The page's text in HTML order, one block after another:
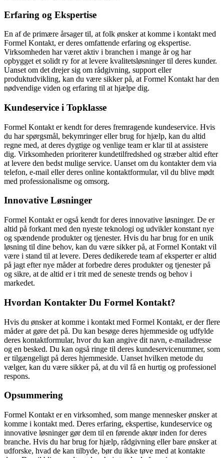
Erfaring og Ekspertise
En af de primære årsager til, at folk ønsker at komme i kontakt med
Formel Kontakt, er deres omfattende erfaring og ekspertise.
Virksomheden har været aktiv i branchen i mange år og har
opbygget et solidt ry for at levere kvalitetsløsninger til deres kunder.
Uanset om det drejer sig om rådgivning, support eller
produktudvikling, kan du være sikker på, at Formel Kontakt har den
nødvendige viden og erfaring til at hjælpe dig.
Kundeservice i Topklasse
Formel Kontakt er kendt for deres fremragende kundeservice. Hvis
du har spørgsmål, bekymringer eller brug for hjælp, kan du altid
regne med, at deres dygtige og venlige team er klar til at assistere
dig. Virksomheden prioriterer kundetilfredshed og stræber altid efter
at levere den bedst mulige service. Uanset om du kontakter dem via
telefon, e-mail eller deres online kontaktformular, vil du blive mødt
med professionalisme og omsorg.
Innovative Løsninger
Formel Kontakt er også kendt for deres innovative løsninger. De er
altid på forkant med den nyeste teknologi og udvikler konstant nye
og spændende produkter og tjenester. Hvis du har brug for en unik
løsning til dine behov, kan du være sikker på, at Formel Kontakt vil
være i stand til at levere. Deres dedikerede team af eksperter er altid
på jagt efter nye måder at forbedre deres produkter og tjenester på
og sikre, at de altid er i trit med de seneste trends og behov i
markedet.
Hvordan Kontakter Du Formel Kontakt?
Hvis du ønsker at komme i kontakt med Formel Kontakt, er der flere
måder at gøre det på. Du kan besøge deres hjemmeside og udfylde
deres kontaktformular, hvor du kan angive dit navn, e-mailadresse
og en besked. Du kan også ringe til deres kundeservicenummer, som
er tilgængeligt på deres hjemmeside. Uanset hvilken metode du
vælger, kan du være sikker på, at du vil få en hurtig og professionel
respons.
Opsummering
Formel Kontakt er en virksomhed, som mange mennesker ønsker at
komme i kontakt med. Deres erfaring, ekspertise, kundeservice og
innovative løsninger gør dem til en førende aktør inden for deres
branche. Hvis du har brug for hjælp, rådgivning eller bare ønsker at
udforske, hvad de kan tilbyde, bør du ikke tøve med at kontakte